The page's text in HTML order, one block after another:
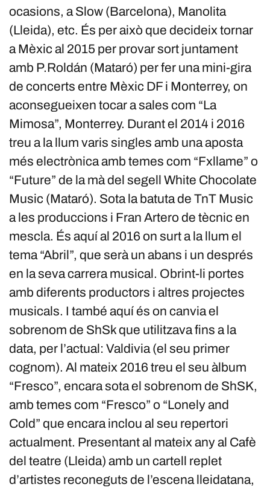
ocasions, a Slow (Barcelona), Manolita
(Lleida), etc. És per això que decideix tornar
a Mèxic al 2015 per provar sort juntament
amb P.Roldán (Mataró) per fer una mini-gira
de concerts entre Mèxic DF i Monterrey, on
aconsegueixen tocar a sales com “La
Mimosa”, Monterrey. Durant el 2014 i 2016
treu a la llum varis singles amb una aposta
més electrònica amb temes com “Fxllame” o
“Future” de la mà del segell White Chocolate
Music (Mataró). Sota la batuta de TnT Music
a les produccions i Fran Artero de tècnic en
mescla. És aquí al 2016 on surt a la llum el
tema “Abril”, que serà un abans i un després
en la seva carrera musical. Obrint-li portes
amb diferents productors i altres projectes
musicals. I també aquí és on canvia el
sobrenom de ShSk que utilitzava fins a la
data, per l’actual: Valdivia (el seu primer
cognom). Al mateix 2016 treu el seu àlbum
“Fresco”, encara sota el sobrenom de ShSK,
amb temes com “Fresco” o “Lonely and
Cold” que encara inclou al seu repertori
actualment. Presentant al mateix any al Cafè
del teatre (Lleida) amb un cartell replet
d’artistes reconeguts de l’escena lleidatana,